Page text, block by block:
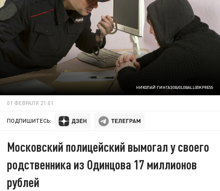
НИКОЛАЙ ГИНГАЗОВ/GLOBALLOOKPRESS
01 ФЕВРАЛЯ 21:01
ПОДПИШИТЕСЬ:
Московский полицейский вымогал у своего
родственника из Одинцова 17 миллионов
рублей